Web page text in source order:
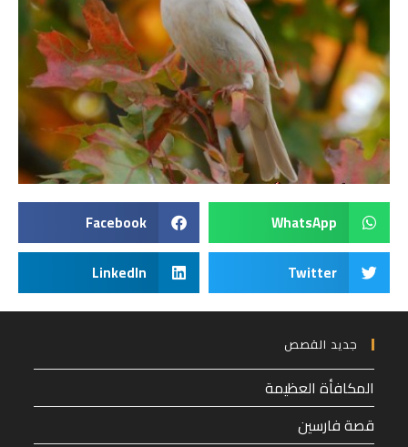
WhatsApp
Facebook
Twitter
LinkedIn
جديد القصص
المكافأة العظيمة
قصة فارسين